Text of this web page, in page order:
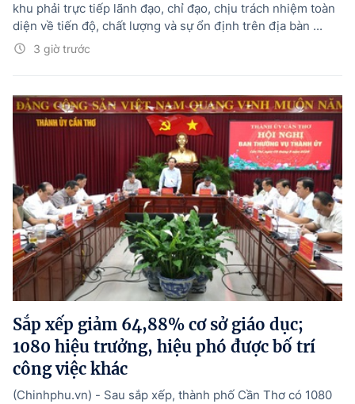
3 giờ trước
khu phải trực tiếp lãnh đạo, chỉ đạo, chịu trách nhiệm toàn
diện về tiến độ, chất lượng và sự ổn định trên địa bàn ...
Sắp xếp giảm 64,88% cơ sở giáo dục;
1080 hiệu trưởng, hiệu phó được bố trí
công việc khác
(Chinhphu.vn) - Sau sắp xếp, thành phố Cần Thơ có 1080